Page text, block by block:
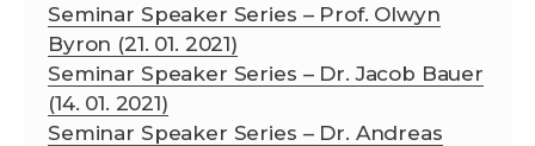
Seminar Speaker Series – Prof. Olwyn
Byron (21. 01. 2021)
Seminar Speaker Series – Dr. Jacob Bauer
(14. 01. 2021)
Seminar Speaker Series – Dr. Andreas